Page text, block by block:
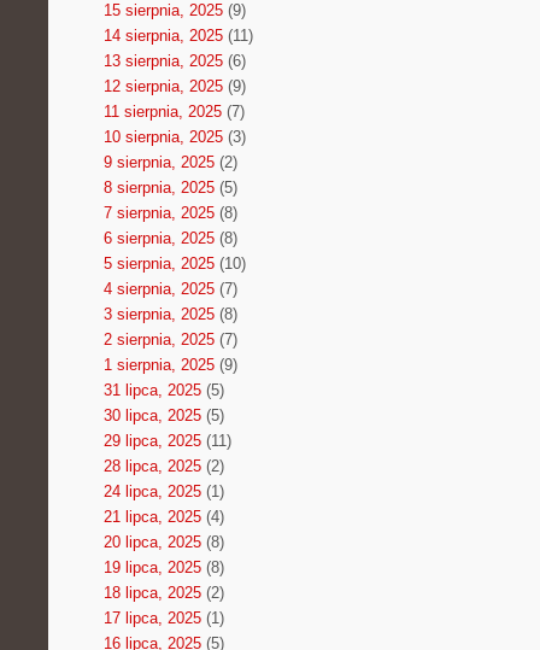
15 sierpnia, 2025(9)
14 sierpnia, 2025(11)
13 sierpnia, 2025(6)
12 sierpnia, 2025(9)
11 sierpnia, 2025(7)
10 sierpnia, 2025(3)
9 sierpnia, 2025(2)
8 sierpnia, 2025(5)
7 sierpnia, 2025(8)
6 sierpnia, 2025(8)
5 sierpnia, 2025(10)
4 sierpnia, 2025(7)
3 sierpnia, 2025(8)
2 sierpnia, 2025(7)
1 sierpnia, 2025(9)
31 lipca, 2025(5)
30 lipca, 2025(5)
29 lipca, 2025(11)
28 lipca, 2025(2)
24 lipca, 2025(1)
21 lipca, 2025(4)
20 lipca, 2025(8)
19 lipca, 2025(8)
18 lipca, 2025(2)
17 lipca, 2025(1)
16 lipca, 2025(5)